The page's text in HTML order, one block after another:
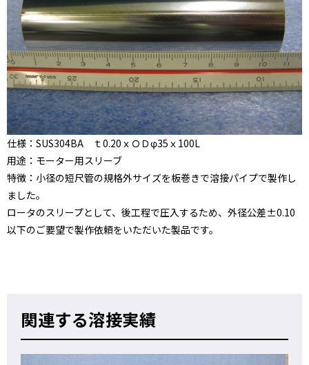
仕様：SUS304BA ｔ0.20ｘＯＤφ35ｘ100L
用途：モーター用スリーブ
特徴：小径の短尺管の規格外サイズを板巻きで溶接パイプで製作し
ました。
ロータのスリープとして、後工程で圧入するため、外径公差±0.10
以下のご要望で製作依頼をいただいた製品です。
関連する溶接実績